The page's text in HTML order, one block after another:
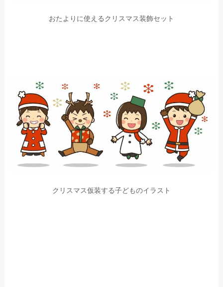
おたよりに使えるクリスマス装飾セット
クリスマス仮装する子どものイラスト